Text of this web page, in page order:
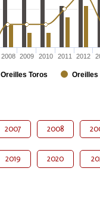
Oreilles Toros Oreilles
2008 2009 2010 2011 2012
2007 2008
2019 2020